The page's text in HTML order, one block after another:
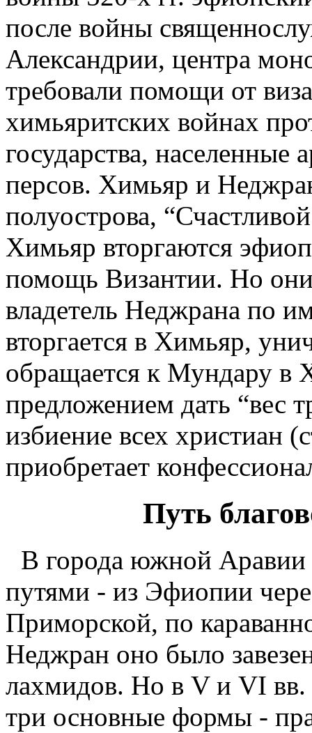
после войны
Александрии, центра
требовали помощи от
химьяритских войнах
государства,
персов. Химьяр и
полуострова,
Химьяр вторгаются
помощь Византии. Но
владетель Неджрана по
вторгается в Химьяр,
обращается к Мундару в
предложением дать “вес
избиение всех христиан
приобретает
Путь
В города южной Аравии
путями - из Эфиопии
Приморской, по
Неджран оно было
лахмидов. Но в V и VI вв.
три основные формы -